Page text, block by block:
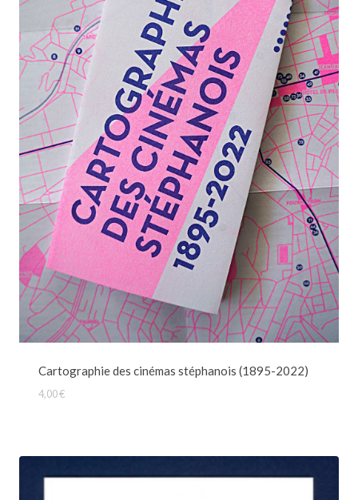
Cartographie des cinémas stéphanois (1895-2022)
4,00€